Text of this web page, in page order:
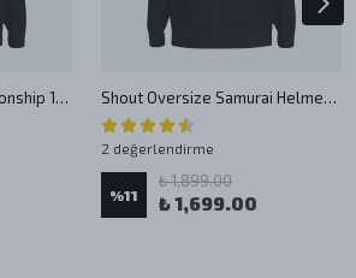
Shout Oversize Championship 1987 Food Fight Unisex Hoodie Shout Oversize Samurai Helmet Unisex Hoodie
2 değerlendirme
%11
₺ 1,899.00
₺ 1,699.00